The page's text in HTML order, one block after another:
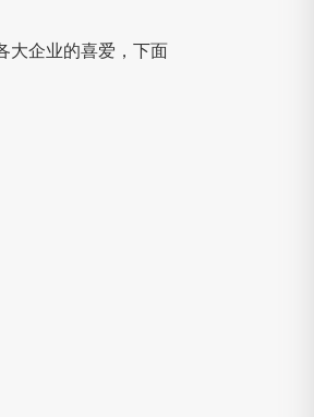
大企业的喜爱，下面